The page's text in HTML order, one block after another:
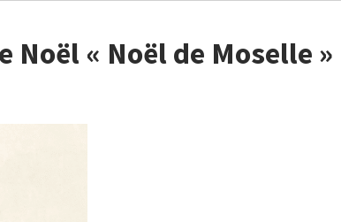
Noël « Noël de Moselle »